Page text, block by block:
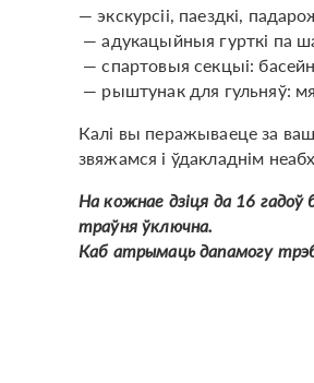
— экскурсіі, паездкі,
— адукацыйныя гурткі па
— спартовыя секцыі:
— рыштунак для гульняў:
Калі вы перажываеце за
звяжамся і ўдакладнім
На кожнае дзіця да 16 гадоў
траўня ўключна.
Каб атрымаць дапамогу